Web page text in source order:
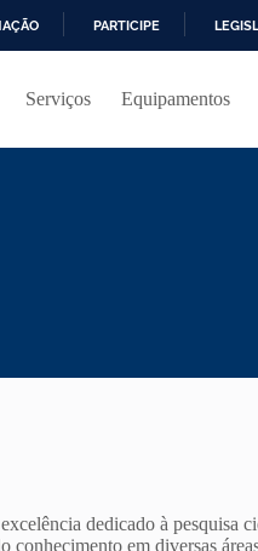
PARTICIPE
Serviços Equipamentos
dedicado à pesquisa
conhecimento em diversas